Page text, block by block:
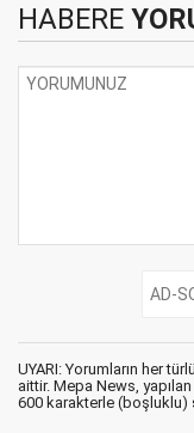
HABERE
UYARI: Yorumların her
aittir. Mepa News,
600 karakterle (boşluklu)